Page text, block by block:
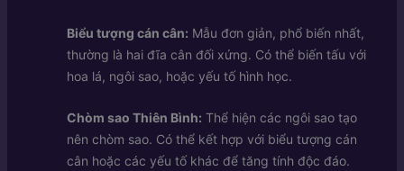
Biểu tượng cán cân: Mẫu đơn giản, phổ biến nhất,
thường là hai đĩa cân đối xứng. Có thể biến tấu với
hoa lá, ngôi sao, hoặc yếu tố hình học.
Chòm sao Thiên Bình: Thể hiện các ngôi sao tạo
nên chòm sao. Có thể kết hợp với biểu tượng cán
cân hoặc các yếu tố khác để tăng tính độc đáo.